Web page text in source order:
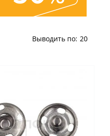
Выводить по: 20